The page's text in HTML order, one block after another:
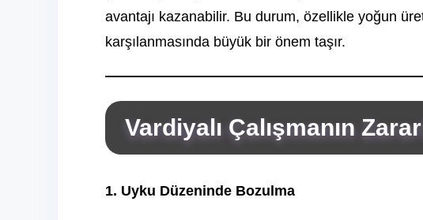
avantajı kazanabilir. Bu durum, özellikle yoğun
karşılanmasında büyük bir önem taşır.
Vardiyalı Çalışmanın
1. Uyku Düzeninde Bozulma